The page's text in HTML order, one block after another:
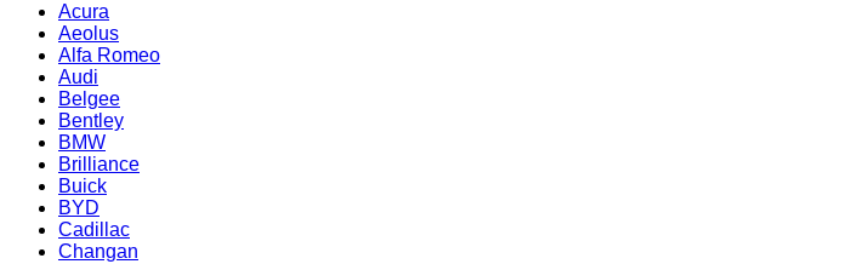
Acura
Aeolus
Alfa Romeo
Audi
Belgee
Bentley
BMW
Brilliance
Buick
BYD
Cadillac
Changan